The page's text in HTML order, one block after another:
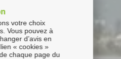
votre choix
Vous pouvez à
d’avis en
« cookies »
chaque page du